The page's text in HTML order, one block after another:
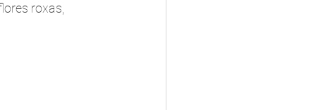
roxas,